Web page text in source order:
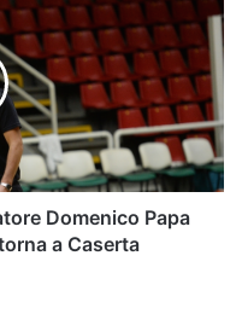
Domenico Papa
a Caserta